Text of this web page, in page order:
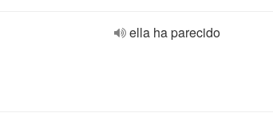
ella ha parecido